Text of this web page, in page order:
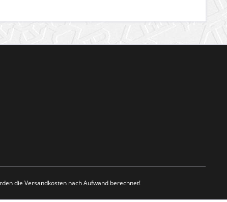
die Versandkosten nach Aufwand berechnet!